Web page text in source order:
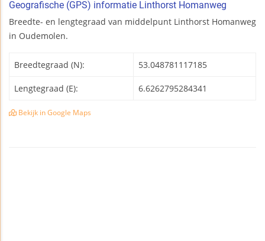
Geografische (GPS) informatie Linthorst Homanweg
Breedte- en lengtegraad van middelpunt Linthorst Homanweg
in Oudemolen.
Breedtegraad (N): 53.048781117185
Lengtegraad (E): 6.6262795284341
Bekijk in Google Maps